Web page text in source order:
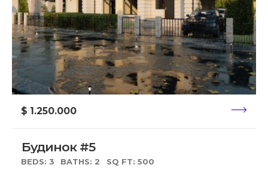
Будинок #5
$ 1.250.000
BEDS: 3 BATHS: 2 SQ FT: 500